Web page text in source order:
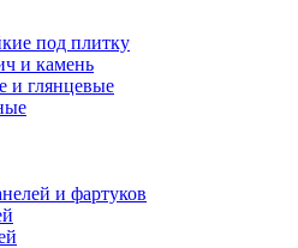
под плитку
и камень
и глянцевые
и фартуков